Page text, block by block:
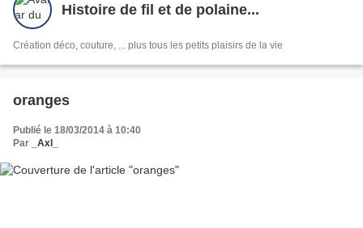
Histoire de fil et de polaine...
Création déco, couture, ... plus tous les petits plaisirs de la vie
oranges
Publié le 18/03/2014 à 10:40
Par
_Axl_